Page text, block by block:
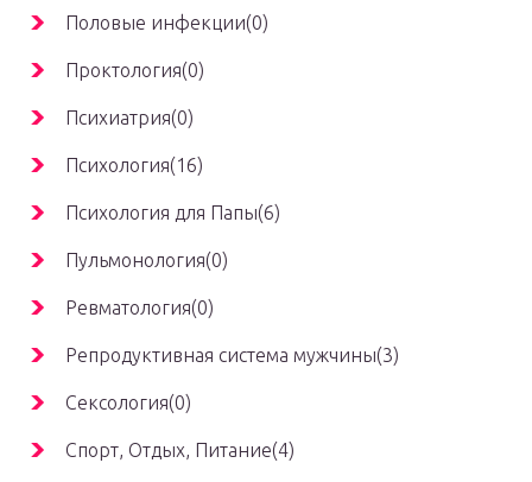
Половые инфекции(0)
Проктология(0)
Психиатрия(0)
Психология(16)
Психология для Папы(6)
Пульмонология(0)
Ревматология(0)
Репродуктивная система мужчины(3)
Сексология(0)
Спорт, Отдых, Питание(4)